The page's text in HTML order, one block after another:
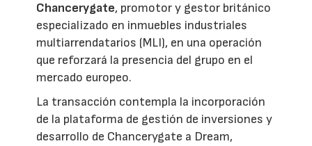
Chancerygate, promotor y gestor británico
especializado en inmuebles industriales
multiarrendatarios (MLI), en una operación
que reforzará la presencia del grupo en el
mercado europeo.
La transacción contempla la incorporación
de la plataforma de gestión de inversiones y
desarrollo de Chancerygate a Dream,